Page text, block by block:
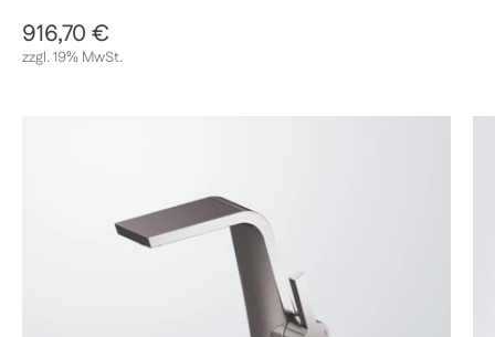
Regulärer Preis
916,70 €
zzgl. 19% MwSt.